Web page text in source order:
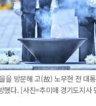
을 방문해 고(故) 노무현 전 대
했다. [사진=추미애 경기도지사